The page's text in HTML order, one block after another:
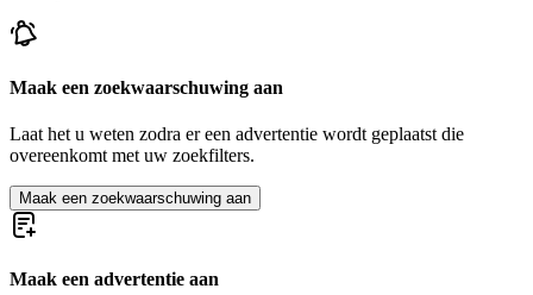
Maak een zoekwaarschuwing aan
Laat het u weten zodra er een advertentie wordt geplaatst die
overeenkomt met uw zoekfilters.
Maak een zoekwaarschuwing aan
Maak een advertentie aan